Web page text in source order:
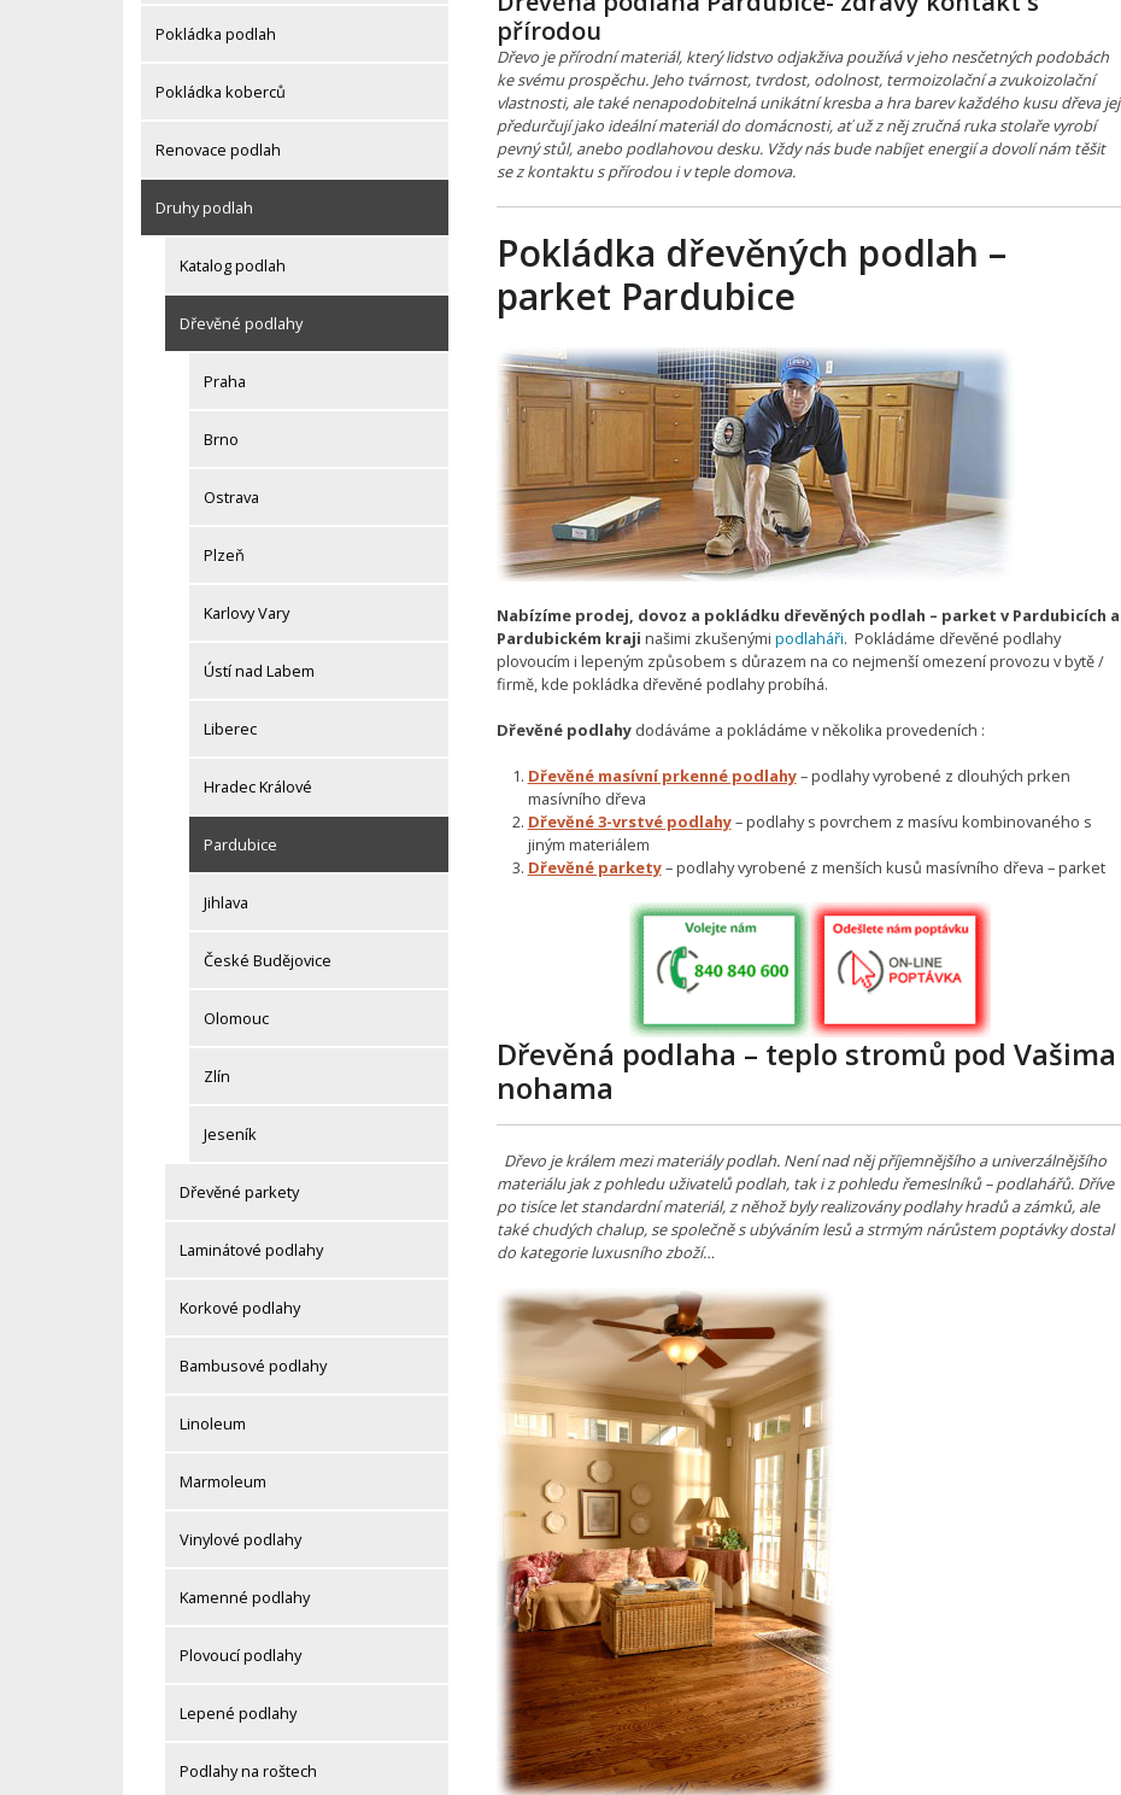
Pokládka podlah
Pokládka koberců
Renovace podlah
Druhy podlah
Katalog podlah
Dřevěné podlahy
Praha
Brno
Ostrava
Plzeň
Karlovy Vary
Ústí nad Labem
Liberec
Hradec Králové
Pardubice
Jihlava
České Budějovice
Olomouc
Zlín
Jeseník
Dřevěné parkety
Laminátové podlahy
Korkové podlahy
Bambusové podlahy
Linoleum
Marmoleum
Vinylové podlahy
Kamenné podlahy
Plovoucí podlahy
Lepené podlahy
Podlahy na roštech
přírodou
Dřevo je přírodní materiál, který lidstvo odjakživa používá v jeho nesčetných podobách
ke svému prospěchu. Jeho tvárnost, tvrdost, odolnost, termoizolační a zvukoizolační
vlastnosti, ale také nenapodobitelná unikátní kresba a hra barev každého kusu dřeva jej
předurčují jako ideální materiál do domácnosti, ať už z něj zručná ruka stolaře vyrobí
pevný stůl, anebo podlahovou desku. Vždy nás bude nabíjet energií a dovolí nám těšit
se z kontaktu s přírodou i v teple domova.
Pokládka dřevěných podlah –
parket Pardubice
Nabízíme prodej, dovoz a pokládku dřevěných podlah – parket v Pardubicích a
Pardubickém kraji našimi zkušenými podlaháři. Pokládáme dřevěné podlahy
plovoucím i lepeným způsobem s důrazem na co nejmenší omezení provozu v bytě /
firmě, kde pokládka dřevěné podlahy probíhá.
Dřevěné podlahy dodáváme a pokládáme v několika provedeních :
Dřevěné masívní prkenné podlahy– podlahy vyrobené z dlouhých prken
masívního dřeva
Dřevěné 3-vrstvé podlahy– podlahy s povrchem z masívu kombinovaného s
jiným materiálem
Dřevěné parkety– podlahy vyrobené z menších kusů masívního dřeva – parket
Dřevěná podlaha – teplo stromů pod Vašima
nohama
Dřevo je králem mezi materiály podlah. Není nad něj příjemnějšího a univerzálnějšího
materiálu jak z pohledu uživatelů podlah, tak i z pohledu řemeslníků – podlahářů. Dříve
po tisíce let standardní materiál, z něhož byly realizovány podlahy hradů a zámků, ale
také chudých chalup, se společně s ubýváním lesů a strmým nárůstem poptávky dostal
do kategorie luxusního zboží…